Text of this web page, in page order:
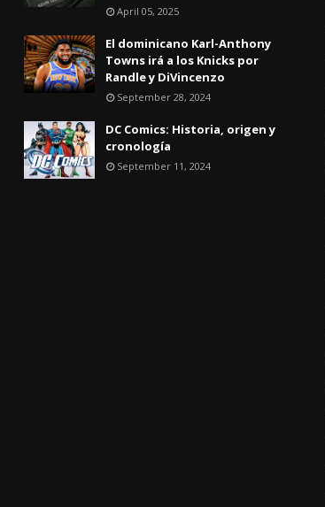
April 05, 2025
El dominicano Karl-Anthony
Towns irá a los Knicks por
Randle y DiVincenzo
September 28, 2024
DC Comics: Historia, origen y
cronología
September 11, 2024